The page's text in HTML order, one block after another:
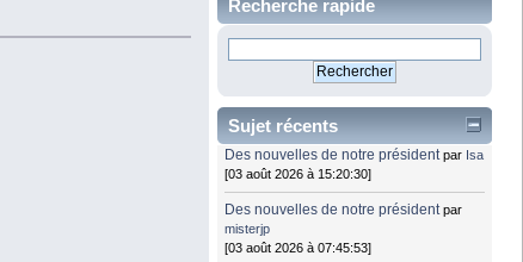
Recherche rapide
Sujet récents
Des nouvelles de notre président par Isa
[03 août 2026 à 15:20:30]
Des nouvelles de notre président par
misterjp
[03 août 2026 à 07:45:53]